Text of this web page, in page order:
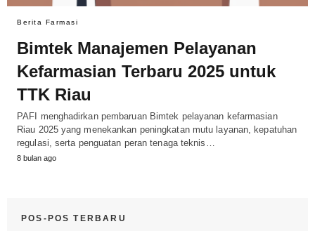
Berita Farmasi
Bimtek Manajemen Pelayanan
Kefarmasian Terbaru 2025 untuk
TTK Riau
PAFI menghadirkan pembaruan Bimtek pelayanan kefarmasian
Riau 2025 yang menekankan peningkatan mutu layanan, kepatuhan
regulasi, serta penguatan peran tenaga teknis…
8 bulan ago
POS-POS TERBARU